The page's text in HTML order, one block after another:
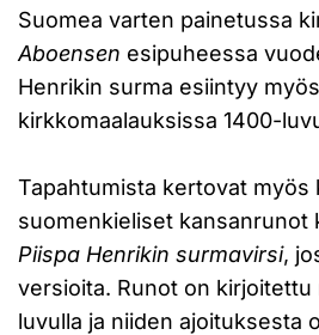
Suomea varten painetussa
Aboensen esipuheessa
Henrikin surma esiintyy myös
kirkkomaalauksissa 1400-
Tapahtumista kertovat myös
suomenkieliset kansanrunot
Piispa Henrikin surmavirsi,
versioita. Runot on kirjoitettu
luvulla ja niiden ajoituksesta